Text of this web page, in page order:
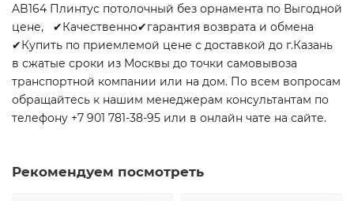
AB164 Плинтус потолочный без орнамента по Выгодной
цене, ✔Качественно✔гарантия возврата и обмена
✔Купить по приемлемой цене с доставкой до г.Казань
в сжатые сроки из Москвы до точки самовывоза
транспортной компании или на дом. По всем вопросам
обращайтесь к нашим менеджерам консультантам по
телефону +7 901 781-38-95 или в онлайн чате на сайте.
Рекомендуем посмотреть